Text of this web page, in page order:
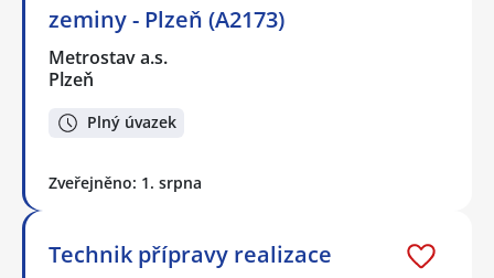
zeminy - Plzeň (A2173)
Metrostav a.s.
Plzeň
Plný úvazek
Zveřejněno: 1. srpna
Technik přípravy realizace